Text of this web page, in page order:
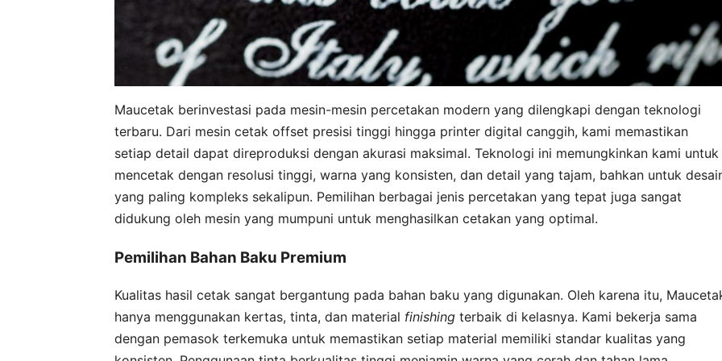
Maucetak berinvestasi pada mesin-mesin percetakan modern yang dilengkapi dengan teknologi
terbaru. Dari mesin cetak offset presisi tinggi hingga printer digital canggih, kami memastikan
setiap detail dapat direproduksi dengan akurasi maksimal. Teknologi ini memungkinkan kami untuk
mencetak dengan resolusi tinggi, warna yang konsisten, dan detail yang tajam, bahkan untuk
yang paling kompleks sekalipun. Pemilihan berbagai jenis percetakan yang tepat juga sangat
didukung oleh mesin yang mumpuni untuk menghasilkan cetakan yang optimal.
Pemilihan Bahan Baku Premium
Kualitas hasil cetak sangat bergantung pada bahan baku yang digunakan. Oleh karena itu,
hanya menggunakan kertas, tinta, dan material finishing terbaik di kelasnya. Kami bekerja sama
dengan pemasok terkemuka untuk memastikan setiap material memiliki standar kualitas yang